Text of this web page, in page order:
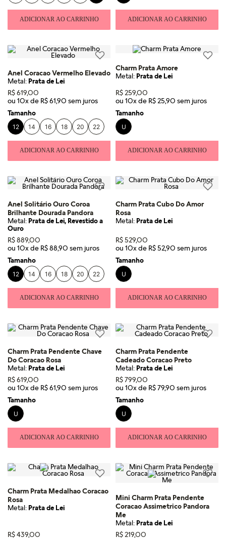
ADICIONAR AO CARRINHO ADICIONAR AO CARRINHO
Anel Coracao Vermelho Elevado
Metal:Prata de Lei
R$619,00
ou 10x de R$61,90
Tamanho
12 14 16 18 20 22
ADICIONAR AO CARRINHO
Charm Prata Amore
Metal:Prata de Lei
R$259,00
ou 10x de R$25,90
Tamanho
U
ADICIONAR AO CARRINHO
Anel Solitário Ouro Coroa
Brilhante Dourada Pandora
Metal:Prata de Lei, Revestido a
Ouro
R$889,00
ou 10x de R$88,90
Tamanho
12 14 16 18 20 22
ADICIONAR AO CARRINHO
Charm Prata Cubo Do Amor
Rosa
Metal:Prata de Lei
R$529,00
ou 10x de R$52,90
Tamanho
U
ADICIONAR AO CARRINHO
Charm Prata Pendente Chave
Do Coracao Rosa
Metal:Prata de Lei
R$619,00
ou 10x de R$61,90
Tamanho
U
ADICIONAR AO CARRINHO
Charm Prata Pendente
Cadeado Coracao Preto
Metal:Prata de Lei
R$799,00
ou 10x de R$79,90
Tamanho
U
ADICIONAR AO CARRINHO
Charm Prata Medalhao Coracao
Rosa
Metal:Prata de Lei
R$439,00
Mini Charm Prata Pendente
Coracao Assimetrico Pandora
Me
Metal:Prata de Lei
R$219,00